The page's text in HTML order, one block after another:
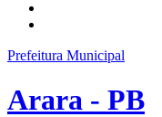
Prefeitura Municipal
Arara - PB